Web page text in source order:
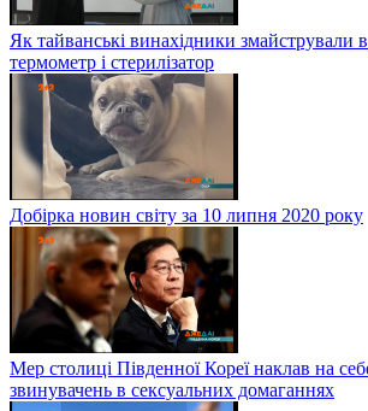
Як тайванські винахідники змайстрували
термометр і стерилізатор
Добірка новин світу за 10 липня 2020 року
Мер столиці Південної Кореї наклав на
звинувачень в сексуальних домаганнях